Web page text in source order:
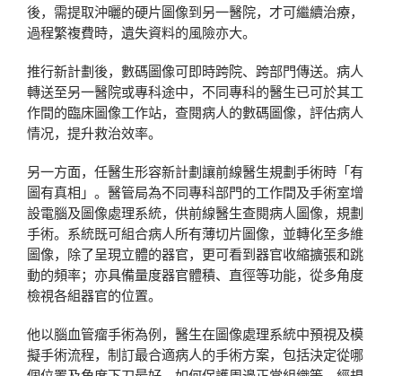
後，需提取沖曬的硬片圖像到另一醫院，才可繼續治療，
過程繁複費時，遺失資料的風險亦大。
推行新計劃後，數碼圖像可即時跨院、跨部門傳送。病人
轉送至另一醫院或專科途中，不同專科的醫生已可於其工
作間的臨床圖像工作站，查閱病人的數碼圖像，評估病人
情况，提升救治效率。
另一方面，任醫生形容新計劃讓前線醫生規劃手術時「有
圖有真相」。醫管局為不同專科部門的工作間及手術室增
設電腦及圖像處理系統，供前線醫生查閱病人圖像，規劃
手術。系統既可組合病人所有薄切片圖像，並轉化至多維
圖像，除了呈現立體的器官，更可看到器官收縮擴張和跳
動的頻率；亦具備量度器官體積、直徑等功能，從多角度
檢視各組器官的位置。
他以腦血管瘤手術為例，醫生在圖像處理系統中預視及模
擬手術流程，制訂最合適病人的手術方案，包括決定從哪